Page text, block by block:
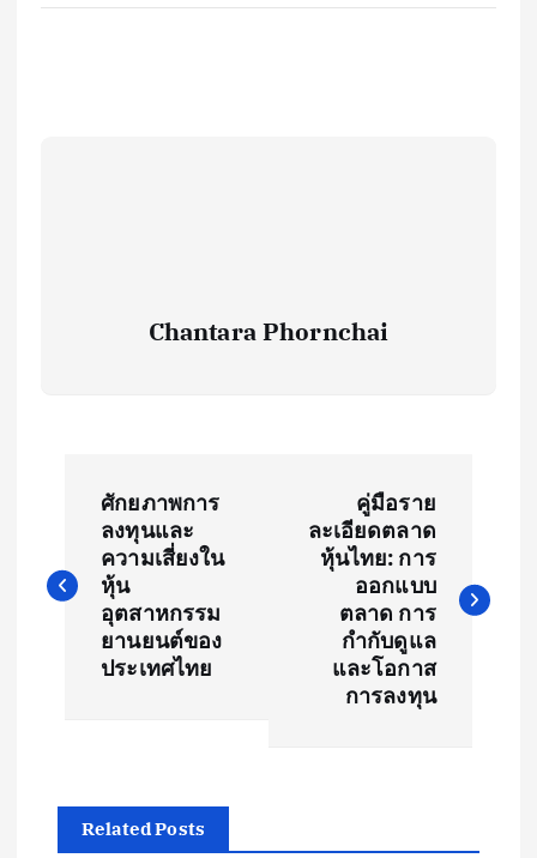
Chantara Phornchai
s
ศักยภาพการ
ลงทุนและ
ความเสี่ยงใน
หุ้น
อุตสาหกรรม
ยานยนต์ของ
ประเทศไทย
คู่มือราย
ละเอียดตลาด
หุ้นไทย: การ
ออกแบบ
ตลาด การ
กำกับดูแล
และโอกาส
การลงทุน
Related Posts